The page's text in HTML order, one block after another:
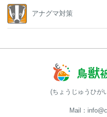
アナグマ対策
(ちょうじゅうひが
Mail：